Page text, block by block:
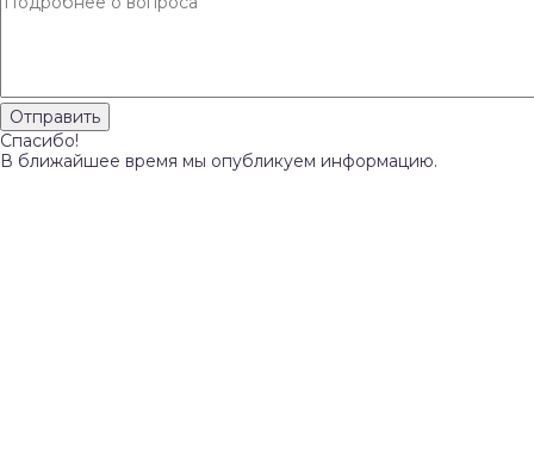
Спасибо!
В ближайшее время мы опубликуем информацию.